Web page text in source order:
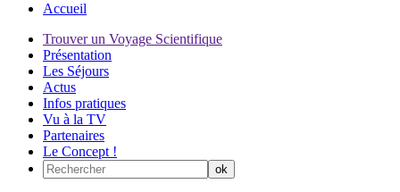
Accueil
Trouver un Voyage Scientifique
Présentation
Les Séjours
Actus
Infos pratiques
Vu à la TV
Partenaires
Le Concept !